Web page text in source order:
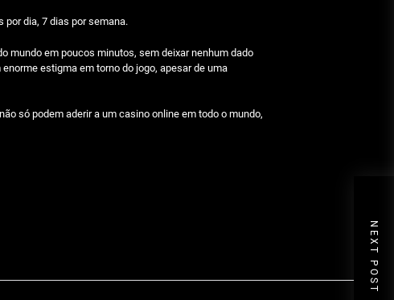
dia, 7 dias por semana.
mundo em poucos minutos, sem deixar nenhum dado
estigma em torno do jogo, apesar de uma
só podem aderir a um casino online em todo o mundo,
NEXT POST